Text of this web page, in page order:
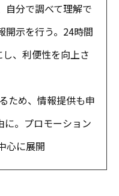
自分で調べて理解で
開示を行う。24時間
、利便性を向上さ
ため、情報提供も申
に。プロモーション
心に展開